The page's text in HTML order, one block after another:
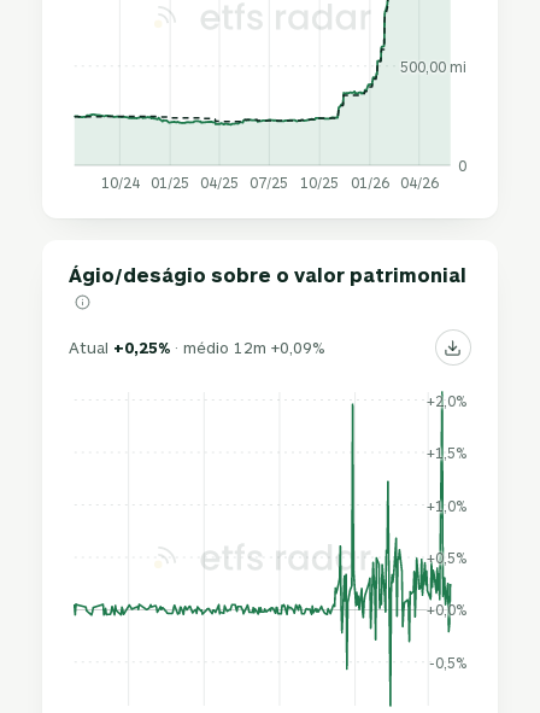
0
500,00 mi
10/24 01/25 04/25 07/25 10/25 01/26 04/26
Ágio/deságio sobre o valor patrimonial
Atual +0,25% · médio 12m +0,09%
-0,5%
+0,0%
+0,5%
+1,0%
+1,5%
+2,0%